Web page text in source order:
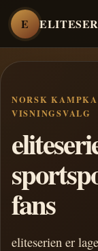
E
NORSK
VISNINGSVALG
fans
eliteserien er